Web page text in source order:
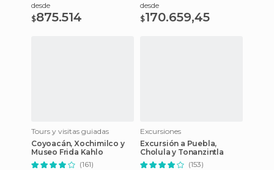
desde
$875.514
desde
$170.659,45
Tours y visitas guiadas
Coyoacán, Xochimilco y
Museo Frida Kahlo
(161)
Excursiones
Excursión a Puebla,
Cholula y Tonanzintla
(153)